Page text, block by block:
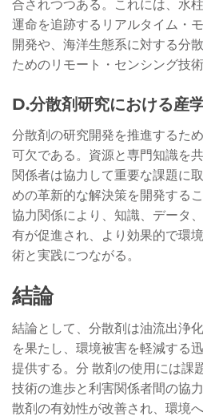
合されつつある。これには、水
運命を追跡するリアルタイム・
開発や、海洋生態系に対する分
ためのリモート・センシング技
D.分散剤研究における産
分散剤の研究開発を推進するた
可欠である。資源と専門知識を
関係者は協力して重要な課題に
めの革新的な解決策を開発する
協力関係により、知識、データ
有が促進され、より効果的で環
術と実践につながる。
結論
結論として、分散剤は油流出浄
を果たし、環境被害を軽減する
提供する。分 散剤の使用には課
技術の進歩と利害関係者間の協
散剤の有効性が改善され、環境